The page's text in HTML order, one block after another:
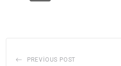
PREVIOUS POST